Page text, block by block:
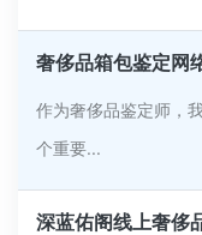
奢侈品箱包鉴定网
作为奢侈品鉴定师，
个重要...
深蓝佑阁线上奢侈